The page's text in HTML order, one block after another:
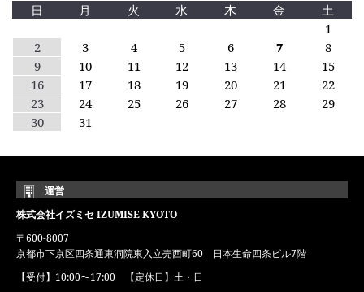
日
月 火 水 木 金
土
1
2
3 4 5 6 7
8
9
10 11 12 13 14
15
16
17 18 19 20 21
22
23
24 25 26 27 28
29
30
31
運営
株式会社イズミセ IZUMISE KYOTO
〒600-8007
京都市下京区四条通東洞院東入立売西町60 日本生命四条ビル7階
【受付】10:00〜17:00 【定休日】土・日